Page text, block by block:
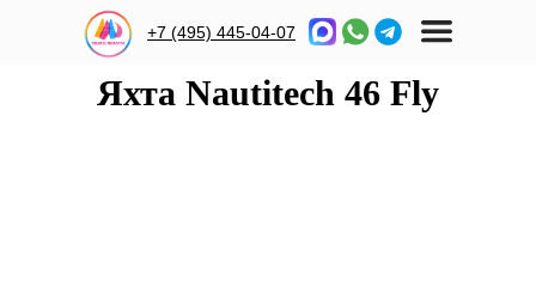
+7 (495) 445-04-07
Яхта Nautitech 46 Fly